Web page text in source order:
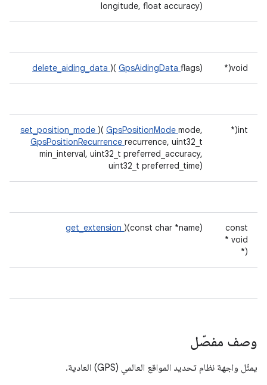
longitude, float accuracy)
void(*
delete_aiding_data )( GpsAidingData flags)
int(*
set_position_mode )( GpsPositionMode mode,
GpsPositionRecurrence recurrence, uint32_t
min_interval, uint32_t preferred_accuracy,
uint32_t preferred_time)
const
void *
(*
get_extension )(const char *name)
وصف مفصّل
يمثّل واجهة نظام تحديد المواقع العالمي (GPS) العادية.